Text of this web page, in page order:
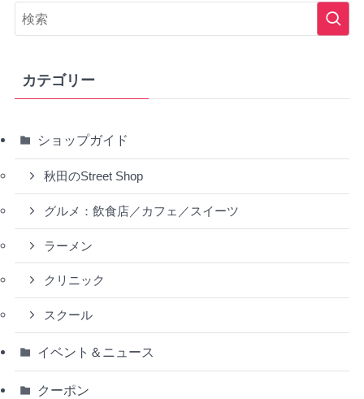
カテゴリー
ショップガイド
秋田のStreet Shop
グルメ：飲食店／カフェ／スイーツ
ラーメン
クリニック
スクール
イベント＆ニュース
クーポン